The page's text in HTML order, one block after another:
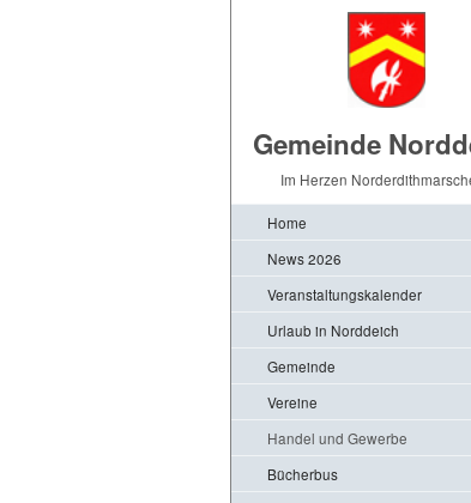
Gemeinde
Im Herzen
Home
News 2026
Veranstaltungskalender
Urlaub in Norddeich
Gemeinde
Vereine
Handel und Gewerbe
Bücherbus